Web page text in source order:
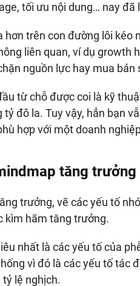
tối ưu nội dung… nay đã
hơn trên con đường lôi kéo
liên quan, ví dụ growth
nguồn lực hay mua bán
từ chỗ được coi là kỹ
đô la. Tuy vậy, hẳn bạn
hợp với một doanh
tăng
trưởng, vẽ các yếu tố
kìm hãm tăng trưởng.
nhất là các yếu tố của
vì đó là các yếu tố tác
lệ nghịch.